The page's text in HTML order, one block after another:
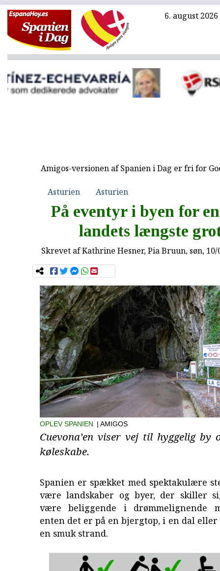
6. august 2026
Amigos-versionen af Spanien i Dag er fri for
Asturien Asturien
På eventyr i byen for
landets længste
Skrevet afKathrine Hesner, Pia Bruun, søn,
OPLEV SPANIEN | AMIGOS
Cuevona’en viser vej til hyggelig by
køleskabe.
Spanien er spækket med spektakulære
være landskaber og byer, der skiller
være beliggende i drømmelignende
enten det er på en bjergtop, i en dal eller
en smuk strand.